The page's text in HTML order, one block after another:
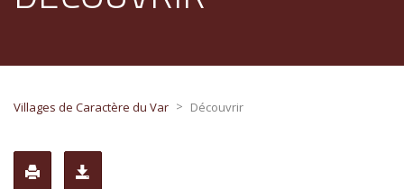
Villages de Caractère du Var > Découvrir